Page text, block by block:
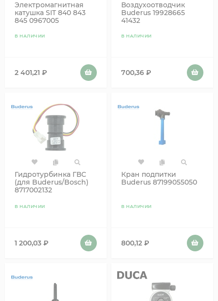
Электромагнитная
катушка SIT 840 843
845 0967005
В НАЛИЧИИ
2 401,21 ₽
Воздухоотводчик
Buderus 19928665
41432
В НАЛИЧИИ
700,36 ₽
Гидротурбинка ГВС
(для Buderus/Bosch)
8717002132
В НАЛИЧИИ
1 200,03 ₽
Кран подпитки
Buderus 87199055050
В НАЛИЧИИ
800,12 ₽